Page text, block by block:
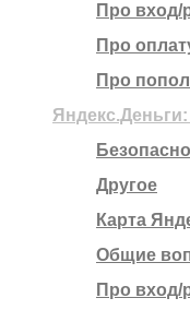
Про вход/
Про
Про
Другое
Карта
Общие
Про вход/